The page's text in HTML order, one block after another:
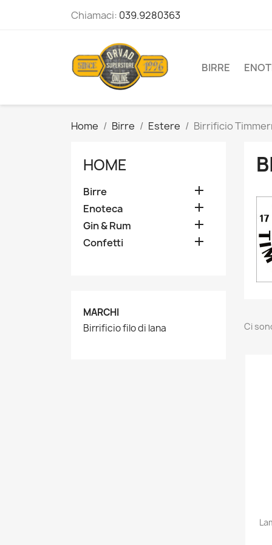
Chiamaci: 039.9280363
BIRRE
Home Birre Estere Birrificio
HOME
Birre 
Enoteca 
Gin & Rum 
Confetti 
MARCHI
Birrificio filo di lana
Ci